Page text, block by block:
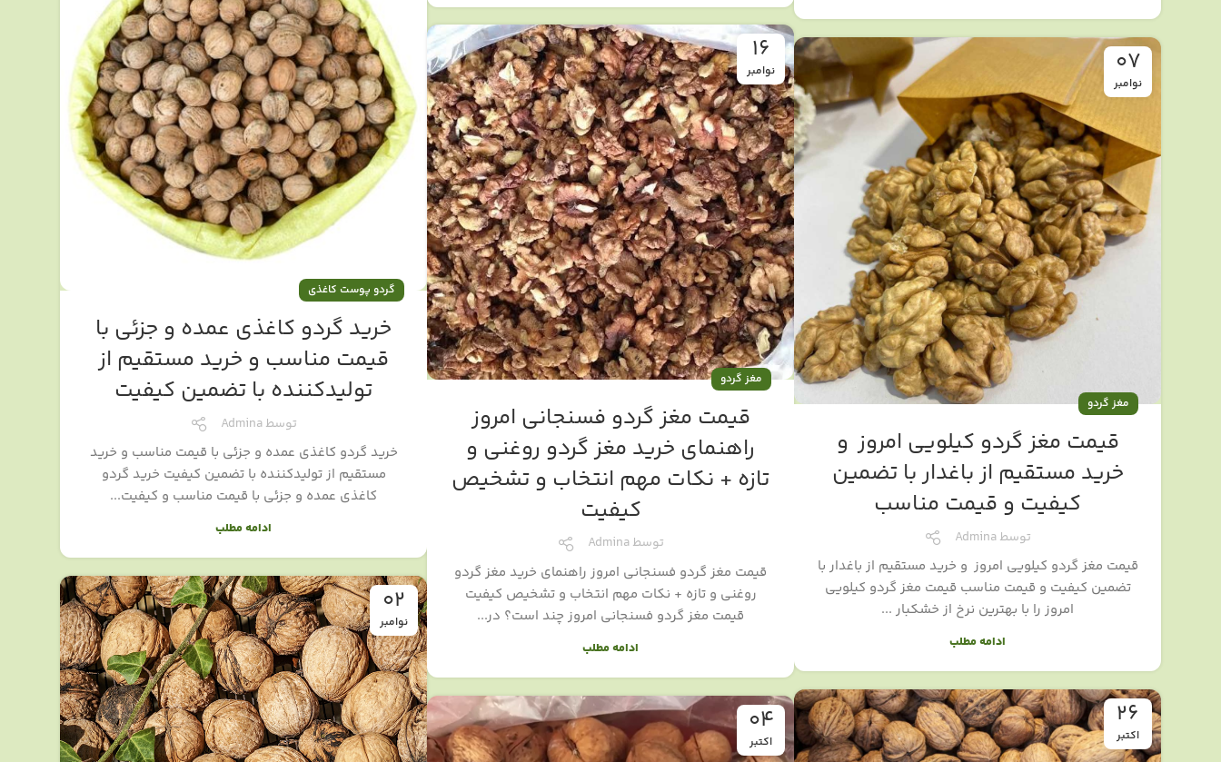
گردو پوست کاغذی
خرید گردو کاغذی عمده و جزئی با
قیمت مناسب و خرید مستقیم از
تولیدکننده با تضمین کیفیت
توسطAdmina
خرید گردو کاغذی عمده و جزئی با قیمت مناسب و خرید
مستقیم از تولیدکننده با تضمین کیفیت خرید گردو
کاغذی عمده و جزئی با قیمت مناسب و کیفیت...
ادامه مطلب
16
نوامبر
مغز گردو
قیمت مغز گردو فسنجانی امروز
راهنمای خرید مغز گردو روغنی و
تازه + نکات مهم انتخاب و تشخیص
کیفیت
توسطAdmina
قیمت مغز گردو فسنجانی امروز راهنمای خرید مغز گردو
روغنی و تازه + نکات مهم انتخاب و تشخیص کیفیت
قیمت مغز گردو فسنجانی امروز چند است؟ در...
ادامه مطلب
07
نوامبر
مغز گردو
قیمت مغز گردو کیلویی امروز و
خرید مستقیم از باغدار با تضمین
کیفیت و قیمت مناسب
توسطAdmina
قیمت مغز گردو کیلویی امروز و خرید مستقیم از باغدار با
تضمین کیفیت و قیمت مناسب قیمت مغز گردو کیلویی
امروز را با بهترین نرخ از خشکبار ...
ادامه مطلب
02
نوامبر
26
اکتبر 04
اکتبر